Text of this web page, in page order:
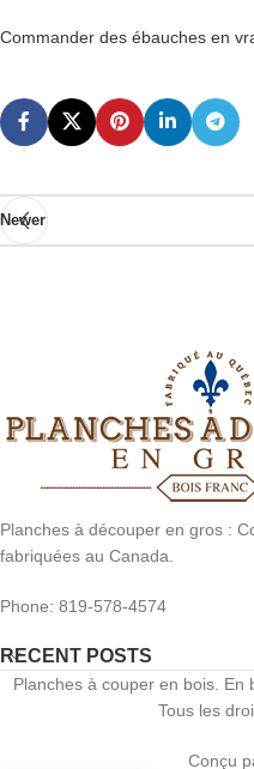
Commander des ébauches en
Newer
Planches à découper en gros :
fabriquées au Canada.
Phone: 819-578-4574
RECENT POSTS
Planches à couper en bois. En
Tous les
Conçu